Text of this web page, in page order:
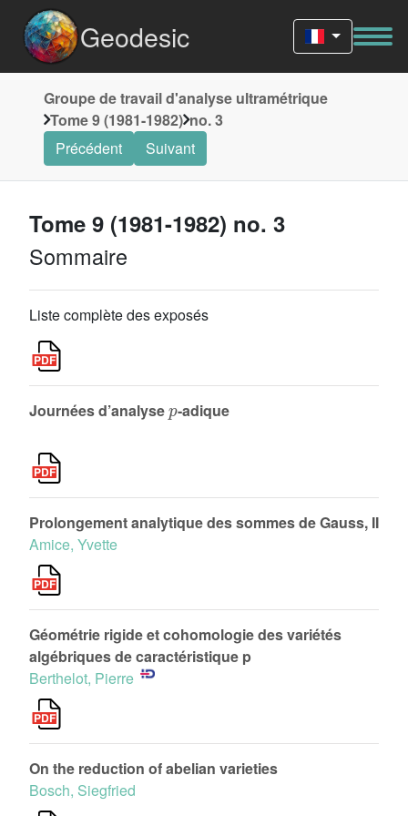
Geodesic
Groupe de travail d'analyse ultramétrique
Tome 9 (1981-1982) no. 3
Précédent
Suivant
Tome 9 (1981-1982) no. 3
Sommaire
Liste complète des exposés
Journées d’analyse -adique
Prolongement analytique des sommes de Gauss, II
Amice, Yvette
Géométrie rigide et cohomologie des variétés
algébriques de caractéristique p
Berthelot, Pierre
On the reduction of abelian varieties
Bosch, Siegfried